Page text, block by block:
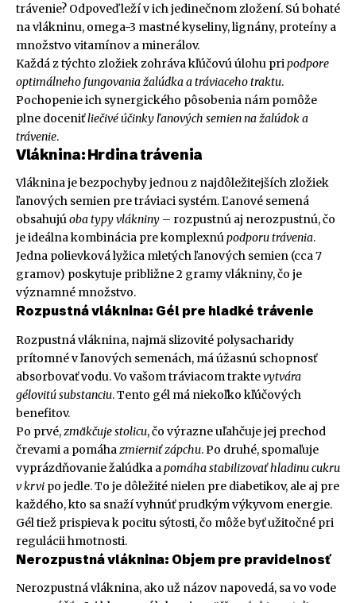
trávenie? Odpoveď leží v ich jedinečnom zložení. Sú bohaté
na vlákninu, omega-3 mastné kyseliny, lignány, proteíny a
množstvo vitamínov a minerálov.
Každá z týchto zložiek zohráva kľúčovú úlohu pripodpore
optimálneho fungovania žalúdka a tráviaceho traktu.
Pochopenie ich synergického pôsobenia nám pomôže
plne doceniťliečivé účinky ľanových semien na žalúdok a
trávenie.
Vláknina: Hrdina trávenia
Vláknina je bezpochyby jednou z najdôležitejších zložiek
ľanových semien pre tráviaci systém. Ľanové semená
obsahujúoba typy vlákniny – rozpustnú aj nerozpustnú, čo
je ideálna kombinácia pre komplexnúpodporu trávenia.
Jedna polievková lyžica mletých ľanových semien (cca 7
gramov) poskytuje približne 2 gramy vlákniny, čo je
významné množstvo.
Rozpustná vláknina: Gél pre hladké trávenie
Rozpustná vláknina, najmä slizovité polysacharidy
prítomné v ľanových semenách, má úžasnú schopnosť
absorbovať vodu. Vo vašom tráviacom traktevytvára
gélovitú substanciu. Tento gél má niekoľko kľúčových
benefitov.
Po prvé,zmäkčuje stolicu, čo výrazne uľahčuje jej prechod
črevami a pomáhazmierniť zápchu. Po druhé, spomaľuje
vyprázdňovanie žalúdka apomáha stabilizovať hladinu cukru
v krvi po jedle. To je dôležité nielen pre diabetikov, ale aj pre
každého, kto sa snaží vyhnúť prudkým výkyvom energie.
Gél tiež prispieva k pocitu sýtosti, čo môže byť užitočné pri
regulácii hmotnosti.
Nerozpustná vláknina: Objem pre pravidelnosť
Nerozpustná vláknina, ako už názov napovedá, sa vo vode